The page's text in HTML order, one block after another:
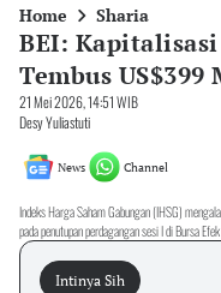
Home Sharia
BEI:
Tembus
21 Mei 2026, 14:51 WIB
Desy Yuliastuti
News Channel
Indeks Harga Saham Gabungan (IHSG)
pada penutupan perdagangan sesi I di Bursa
Intinya Sih